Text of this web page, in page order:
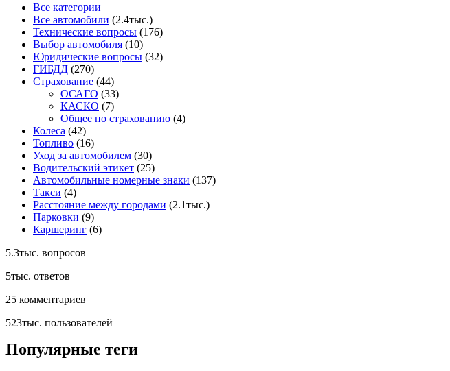
Все категории
Все автомобили (2.4тыс.)
Технические вопросы (176)
Выбор автомобиля (10)
Юридические вопросы (32)
ГИБДД (270)
Страхование (44)
ОСАГО (33)
КАСКО (7)
Общее по страхованию (4)
Колеса (42)
Топливо (16)
Уход за автомобилем (30)
Водительский этикет (25)
Автомобильные номерные знаки (137)
Такси (4)
Расстояние между городами (2.1тыс.)
Парковки (9)
Каршеринг (6)
5.3тыс. вопросов
5тыс. ответов
25 комментариев
523тыс. пользователей
Популярные теги